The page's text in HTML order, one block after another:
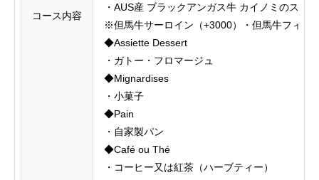
コース内容
・AUS産 ブラックアンガス牛 カイノミのステ
※但馬牛サーロイン（+3000）・但馬牛フィレ
◆Assiette Dessert
・ガトー・フロマージュ
◆Mignardises
・小菓子
◆Pain
・自家製パン
◆Café ou Thé
・コーヒー又は紅茶（ハーブティー）